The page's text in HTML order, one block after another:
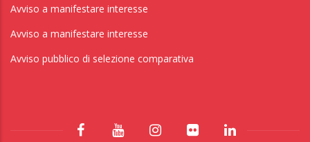
Avviso a manifestare interesse
Avviso a manifestare interesse
Avviso pubblico di selezione comparativa